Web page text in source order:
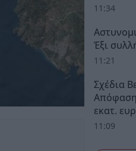
11:34
Έξι
11:21
Σχέδια
εκατ.
11:09